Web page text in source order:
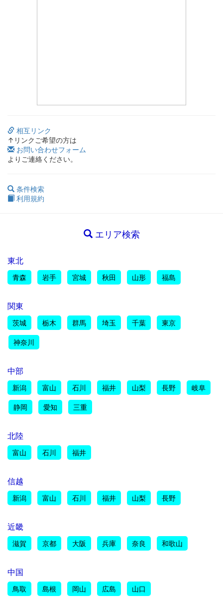
相互リンク
↑リンクご希望の方は
お問い合わせフォーム
よりご連絡ください。
条件検索
利用規約
エリア検索
東北
青森 岩手 宮城 秋田 山形 福島
関東
茨城 栃木 群馬 埼玉 千葉 東京
神奈川
中部
新潟 富山 石川 福井 山梨 長野 岐阜
静岡 愛知 三重
北陸
富山 石川 福井
信越
新潟 富山 石川 福井 山梨 長野
近畿
滋賀 京都 大阪 兵庫 奈良 和歌山
中国
鳥取 島根 岡山 広島 山口